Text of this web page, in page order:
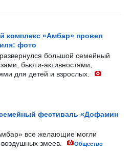
комплекс «Амбар» провел
фото
большой семейный
бьюти-активностями,
для детей и взрослых.
фестиваль «Дофамин
все желающие могли
змеев.
Общество